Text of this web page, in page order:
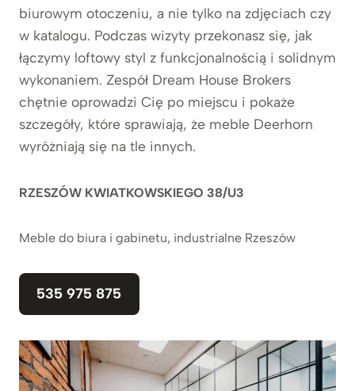
biurowym otoczeniu, a nie tylko na zdjęciach czy
w katalogu. Podczas wizyty przekonasz się, jak
łączymy loftowy styl z funkcjonalnością i solidnym
wykonaniem. Zespół Dream House Brokers
chętnie oprowadzi Cię po miejscu i pokaże
szczegóły, które sprawiają, że meble Deerhorn
wyróżniają się na tle innych.
RZESZÓW KWIATKOWSKIEGO 38/U3
Meble do biura i gabinetu, industrialne Rzeszów
535 975 875